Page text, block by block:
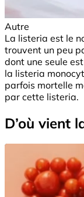
Autre
La listeria est le
trouvent un peu
dont une seule
la listeria
parfois mortelle
par cette listeria.
D’où vient